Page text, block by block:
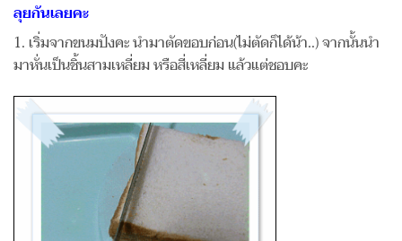
ลุยกันเลยคะ
1. เริ่มจากขนมปังคะ นำมาตัดขอบก่อน(ไม่ตัดก็ได้น้า..) จากนั้นนำ
มาหั่นเป็นชิ้นสามเหลี่ยม หรือสี่เหลี่ยม แล้วแต่ชอบคะ